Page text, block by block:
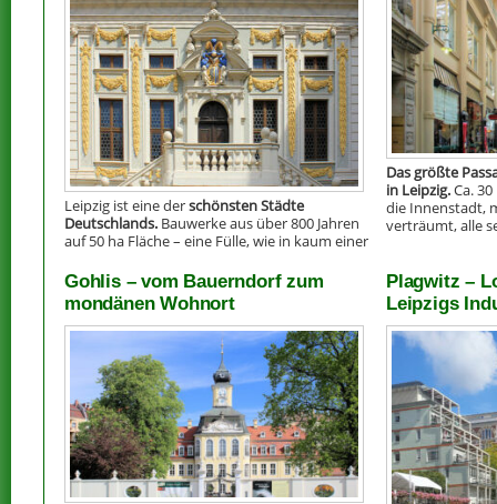
Leipzig ist eine derschönsten Städte
Deutschlands. Bauwerke aus über 800 Jahren
auf 50 ha Fläche – eine Fülle, wie in kaum einer
Das größte
in Leipzig.Ca.
die Innenstadt,
verträumt, alle
Gohlis – vom Bauerndorf zum
mondänen Wohnort
Plagwitz –
Leipzigs